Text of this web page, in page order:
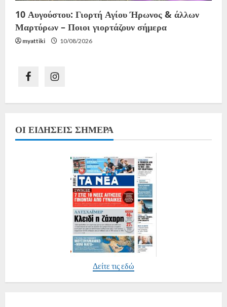
10 Αυγούστου: Γιορτή Αγίου Ήρωνος & άλλων
Μαρτύρων – Ποιοι γιορτάζουν σήμερα
myattiki 10/08/2026
ΟΙ ΕΙΔΉΣΕΙΣ ΣΉΜΕΡΑ
Δείτε τις εδώ